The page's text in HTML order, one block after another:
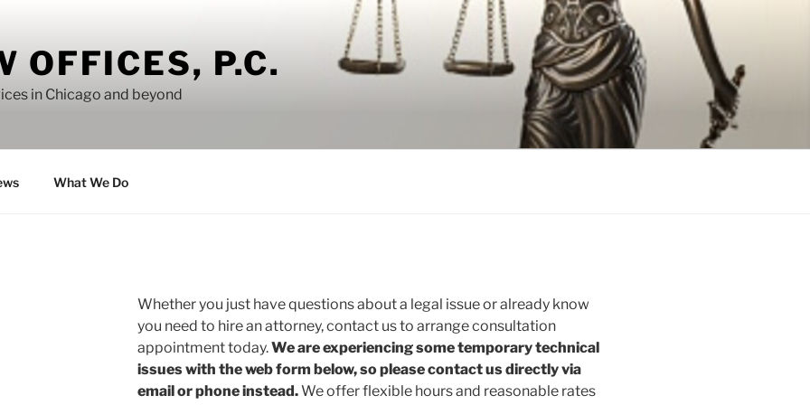
OFFICES, P.C.
in Chicago and beyond
What We Do
Whether you just have questions about a legal issue or already know
you need to hire an attorney, contact us to arrange consultation
appointment today.We are experiencing some temporary technical
issues with the web form below, so please contact us directly via
email or phone instead.We offer flexible hours and reasonable rates